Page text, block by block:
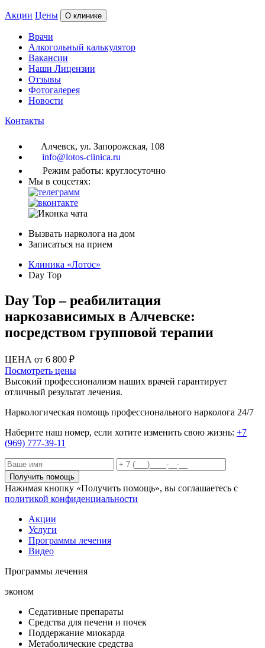
Акции Цены О клинике
Врачи
Алкогольный калькулятор
Вакансии
Наши Лицензии
Отзывы
Фотогалерея
Новости
Контакты
Алчевск, ул. Запорожская, 108
info@lotos-clinica.ru
Режим работы: круглосуточно
Мы в соцсетях:
Вызвать нарколога на дом
Записаться на прием
Клиника «Лотос»
Day Top
Day Top – реабилитация
наркозависимых в Алчевске:
посредством групповой терапии
ЦЕНА от 6 800 ₽
Посмотреть цены
Высокий профессионализм наших врачей гарантирует
отличный результат лечения.
Наркологическая помощь профессионального нарколога 24/7
Наберите наш номер, если хотите изменить свою жизнь: +7
(969) 777-39-11
Получить помощь
Нажимая кнопку «Получить помощь», вы соглашаетесь с
политикой конфиденциальности
Акции
Услуги
Программы лечения
Видео
Программы лечения
эконом
Седативные препараты
Средства для печени и почек
Поддержание миокарда
Метаболические средства